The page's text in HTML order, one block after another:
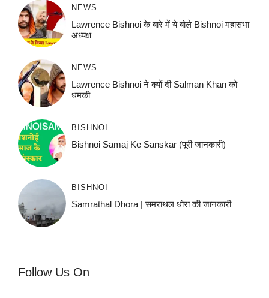
NEWS
Lawrence Bishnoi के बारे में ये बोले Bishnoi महासभा
अध्यक्ष
NEWS
Lawrence Bishnoi ने क्यों दी Salman Khan को
धमकी
BISHNOI
Bishnoi Samaj Ke Sanskar (पूरी जानकारी)
BISHNOI
Samrathal Dhora | समराथल धोरा की जानकारी
Follow Us On